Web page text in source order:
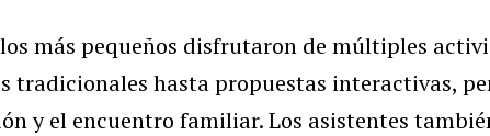
más pequeños disfrutaron de múltiples
tradicionales hasta propuestas interactivas,
y el encuentro familiar. Los asistentes